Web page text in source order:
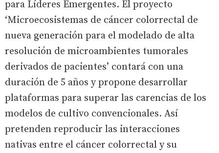
para Líderes Emergentes. El proyecto
‘Microecosistemas de cáncer colorrectal de
nueva generación para el modelado de alta
resolución de microambientes tumorales
derivados de pacientes’ contará con una
duración de 5 años y propone desarrollar
plataformas para superar las carencias de los
modelos de cultivo convencionales. Así
pretenden reproducir las interacciones
nativas entre el cáncer colorrectal y su